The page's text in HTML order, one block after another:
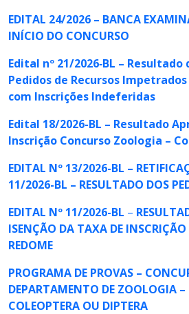
EDITAL 24/2026 – BANCA
INÍCIO DO CONCURSO
Edital nº 21/2026‐BL – Resultado
Pedidos de Recursos
com Inscrições Indeferidas
Edital 18/2026-BL – Resultado
Inscrição Concurso Zoologia –
EDITAL Nº 13/2026-BL –
11/2026-BL – RESULTADO DOS
EDITAL Nº 11/2026-BL –
ISENÇÃO DA TAXA DE
REDOME
PROGRAMA DE PROVAS –
DEPARTAMENTO DE ZOOLOGIA
COLEOPTERA OU DIPTERA